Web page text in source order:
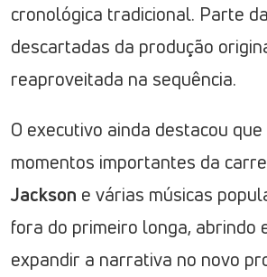
cronológica tradicional. Parte
descartadas da produção
reaproveitada na sequência.
O executivo ainda destacou
momentos importantes da
Jackson e várias músicas
fora do primeiro longa, abrindo
expandir a narrativa no novo